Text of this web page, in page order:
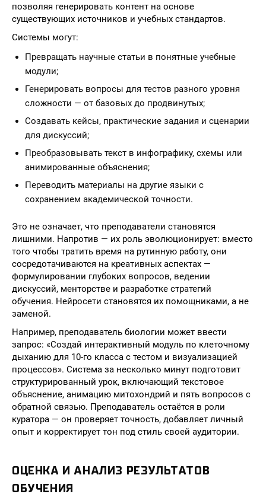
позволяя генерировать контент на основе
существующих источников и учебных стандартов.
Системы могут:
Превращать научные статьи в понятные учебные
модули;
Генерировать вопросы для тестов разного уровня
сложности — от базовых до продвинутых;
Создавать кейсы, практические задания и сценарии
для дискуссий;
Преобразовывать текст в инфографику, схемы или
анимированные объяснения;
Переводить материалы на другие языки с
сохранением академической точности.
Это не означает, что преподаватели становятся
лишними. Напротив — их роль эволюционирует: вместо
того чтобы тратить время на рутинную работу, они
сосредотачиваются на креативных аспектах —
формулировании глубоких вопросов, ведении
дискуссий, менторстве и разработке стратегий
обучения. Нейросети становятся их помощниками, а не
заменой.
Например, преподаватель биологии может ввести
запрос: «Создай интерактивный модуль по клеточному
дыханию для 10-го класса с тестом и визуализацией
процессов». Система за несколько минут подготовит
структурированный урок, включающий текстовое
объяснение, анимацию митохондрий и пять вопросов с
обратной связью. Преподаватель остаётся в роли
куратора — он проверяет точность, добавляет личный
опыт и корректирует тон под стиль своей аудитории.
ОЦЕНКА И АНАЛИЗ РЕЗУЛЬТАТОВ
ОБУЧЕНИЯ